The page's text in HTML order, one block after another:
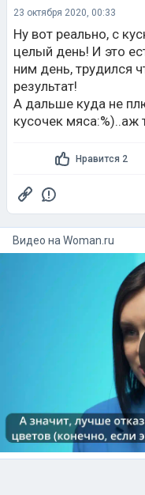
23 октября 2020, 00:33
Ну вот реально, с
целый день! И это
ним день, трудился
результат!
А дальше куда не
кусочек мяса:%)..аж
Нравится 2
Видео на woman.ru